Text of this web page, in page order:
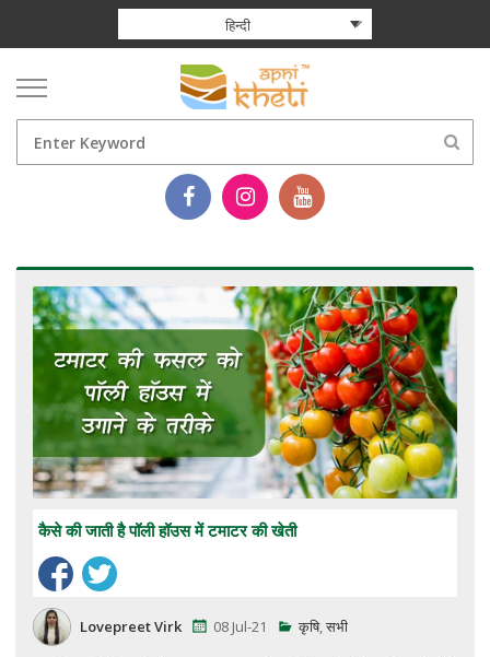
हिन्दी
कैसे की जाती है पॉली हॉउस में टमाटर की खेती
Lovepreet Virk 08 Jul-21 कृषि,सभी